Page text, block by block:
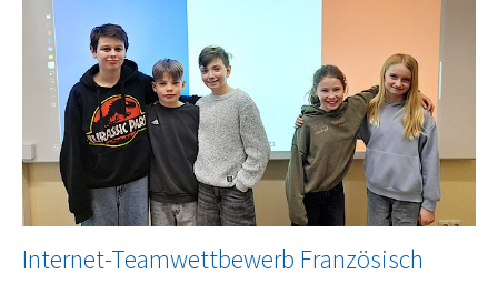
Internet-Teamwettbewerb Französisch